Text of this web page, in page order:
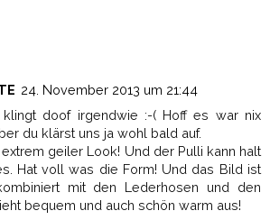
24. November 2013 um 21:44
klingt doof irgendwie :-( Hoff es war nix
du klärst uns ja wohl bald auf.
geiler Look! Und der Pulli kann halt
Hat voll was die Form! Und das Bild ist
mit den Lederhosen und den
bequem und auch schön warm aus!